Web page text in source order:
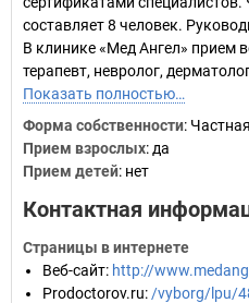
составляет 8 человек.
В клинике «Мед Ангел» прием
терапевт, невролог,
Показать полностью…
Форма собственности: Частная
Прием взрослых: да
Прием детей: нет
Контактная
Страницы в интернете
Веб-сайт: http://
Prodoctorov.ru: /vyborg/lpu/